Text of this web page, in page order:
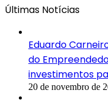
Últimas Notícias
Eduardo
do
investimentos
20 de novembro de